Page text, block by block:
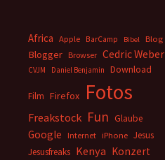
Africa Apple BarCamp Bibel Blog
Blogger Browser Cedric Weber
CVJM Daniel Benjamin Download
Film Firefox Fotos
Freakstock Fun Glaube
Google Internet iPhone Jesus
Jesusfreaks Kenya Konzert